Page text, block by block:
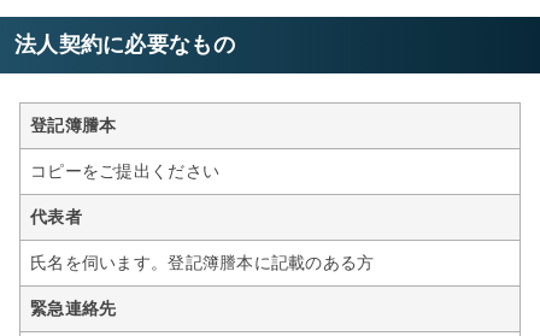
法人契約に必要なもの
登記簿謄本
コピーをご提出ください
代表者
氏名を伺います。登記簿謄本に記載のある方
緊急連絡先